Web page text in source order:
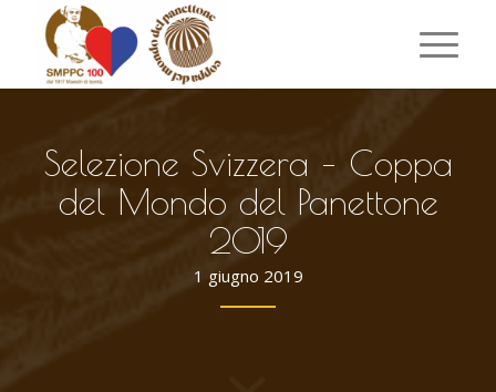
Selezione Svizzera – Coppa
del Mondo del Panettone
2019
1 giugno 2019